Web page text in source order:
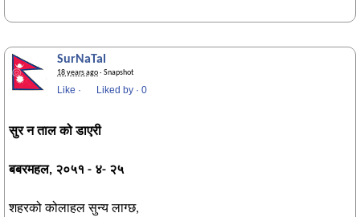
SurNaTal
18 years ago· Snapshot
Like · Liked by · Be the first to like this!
सुर न ताल को डाएरी
बबरमहल, २०५१ - ४- २५
शहरको कोलाहल सुन्य लाग्छ,